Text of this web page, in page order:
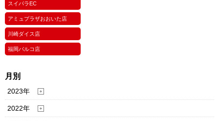
スイパラEC
アミュプラザおおいた店
川崎ダイス店
福岡パルコ店
月別
2023年
2022年